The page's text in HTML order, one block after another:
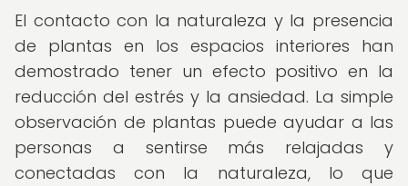
El contacto con la naturaleza y la presencia
de plantas en los espacios interiores han
demostrado tener un efecto positivo en la
reducción del estrés y la ansiedad. La simple
observación de plantas puede ayudar a las
personas a sentirse más relajadas y
conectadas con la naturaleza, lo que